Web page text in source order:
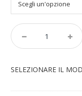
PASTIGLIE
FRENO
DP
AM
Quantity
SELEZIONARE IL